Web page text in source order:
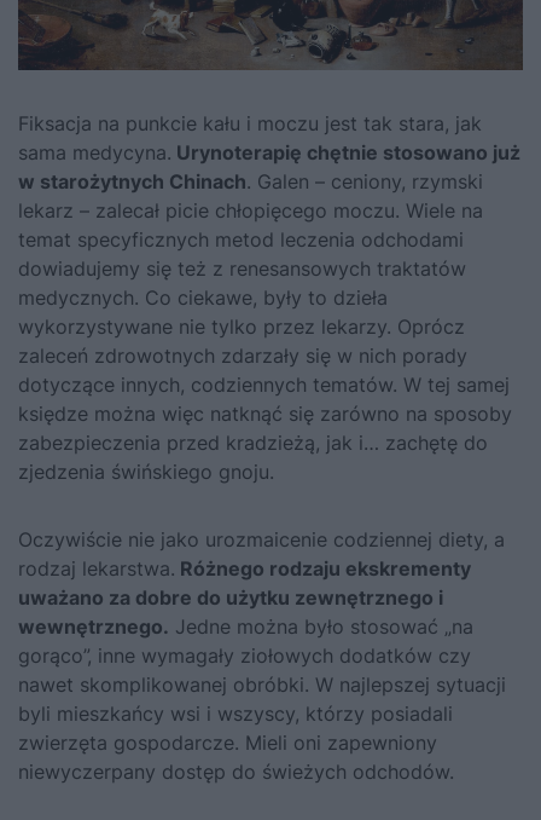
Fiksacja na punkcie kału i moczu jest tak stara, jak
sama medycyna. Urynoterapię chętnie stosowano już
w starożytnych Chinach. Galen – ceniony, rzymski
lekarz – zalecał picie chłopięcego moczu. Wiele na
temat specyficznych metod leczenia odchodami
dowiadujemy się też z renesansowych traktatów
medycznych. Co ciekawe, były to dzieła
wykorzystywane nie tylko przez lekarzy. Oprócz
zaleceń zdrowotnych zdarzały się w nich porady
dotyczące innych, codziennych tematów. W tej samej
księdze można więc natknąć się zarówno na sposoby
zabezpieczenia przed kradzieżą, jak i… zachętę do
zjedzenia świńskiego gnoju.
Oczywiście nie jako urozmaicenie codziennej diety, a
rodzaj lekarstwa. Różnego rodzaju ekskrementy
uważano za dobre do użytku zewnętrznego i
wewnętrznego. Jedne można było stosować „na
gorąco”, inne wymagały ziołowych dodatków czy
nawet skomplikowanej obróbki. W najlepszej sytuacji
byli mieszkańcy wsi i wszyscy, którzy posiadali
zwierzęta gospodarcze. Mieli oni zapewniony
niewyczerpany dostęp do świeżych odchodów.